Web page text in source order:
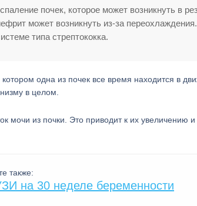
почек, которое может возникнуть в
может возникнуть из-за
типа стрептококка.
одна из почек все время находится в
в целом.
мочи из почки. Это приводит к их увеличению
также:
на 30 неделе беременности